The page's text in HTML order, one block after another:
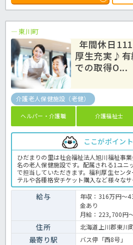
東川町
年間休日
厚生充実♪有
での取得O...
介護老人保健施設（老健）
ヘルパー・介護職 介護福祉士
ここがポイント
ひだまりの里は社会福祉法人旭川福祉事
名の老人保健施設です。配属される1ユニ
で担当していただきます。福利厚生セン
テルや各種格安チケット購入など様々な
タッフが気持ちよく働けるような環境整
対策をふくめた定期的な健康診断の実施
スチェックによる健康管理面の強化など
での取得OK！子育てをはじめ、ライフス
方を法人がしっかり応援してくれますよ
基本給を決定しますので、まずはほっ介
ください♪老健での介護業務全般です
給与
年収：316万円～
金あり
月給：223,700円
住所 北海道上川郡東川
最寄り駅 バス停「西8号」